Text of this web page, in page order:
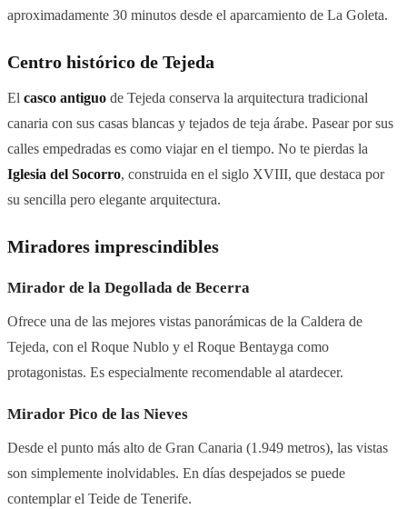
aproximadamente 30 minutos desde el aparcamiento de La Goleta.
Centro histórico de Tejeda
El casco antiguo de Tejeda conserva la arquitectura tradicional
canaria con sus casas blancas y tejados de teja árabe. Pasear por sus
calles empedradas es como viajar en el tiempo. No te pierdas la
Iglesia del Socorro, construida en el siglo XVIII, que destaca por
su sencilla pero elegante arquitectura.
Miradores imprescindibles
Mirador de la Degollada de Becerra
Ofrece una de las mejores vistas panorámicas de la Caldera de
Tejeda, con el Roque Nublo y el Roque Bentayga como
protagonistas. Es especialmente recomendable al atardecer.
Mirador Pico de las Nieves
Desde el punto más alto de Gran Canaria (1.949 metros), las vistas
son simplemente inolvidables. En días despejados se puede
contemplar el Teide de Tenerife.